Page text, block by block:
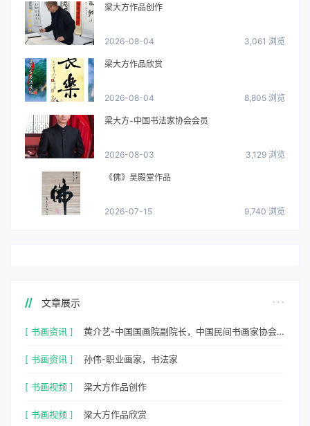
梁大方作品创作
2026-08-04 3,061 浏览
梁大方作品欣赏
2026-08-04 8,805 浏览
梁大方-中国书法家协会会员
2026-08-03 3,129 浏览
《佛》吴殿堂作品
2026-07-15 9,740 浏览
文章展示
[ 书画资讯 ] 黄介艺-中国国画院副院长，中国民间书画家协会副主席
[ 书画资讯 ] 孙伟-职业画家，书法家
[ 书画视频 ] 梁大方作品创作
[ 书画视频 ] 梁大方作品欣赏